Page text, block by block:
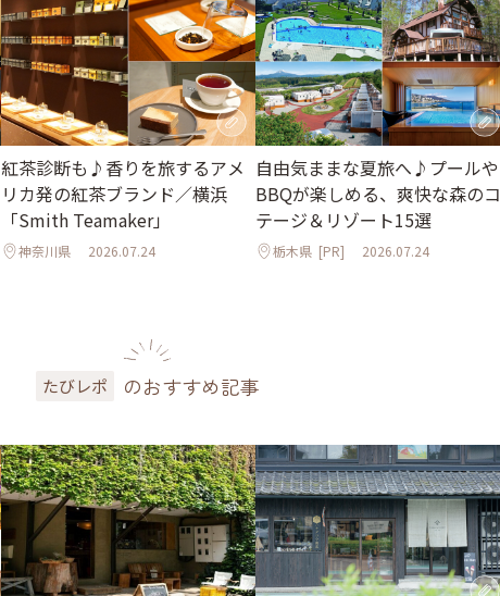
紅茶診断も♪香りを旅するアメ
リカ発の紅茶ブランド／横浜
「Smith Teamaker」
神奈川県 2026.07.24
自由気ままな夏旅へ♪プールや
BBQが楽しめる、爽快な森のコ
テージ＆リゾート15選
栃木県[PR] 2026.07.24
たびレポ のおすすめ記事